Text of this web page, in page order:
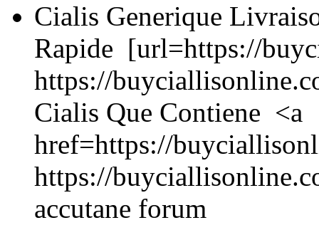
Cialis Generique
Rapide [url=https://
https://
Cialis Que Contiene <a
href=https://
https://
accutane forum